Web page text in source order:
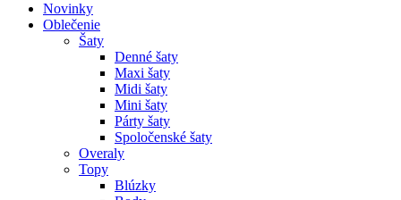
Novinky
Oblečenie
Šaty
Denné šaty
Maxi šaty
Midi šaty
Mini šaty
Párty šaty
Spoločenské šaty
Overaly
Topy
Blúzky